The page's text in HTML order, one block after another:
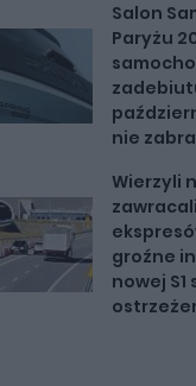
Salon
Paryżu
nie
Wierzyli
groźne
nowej S1